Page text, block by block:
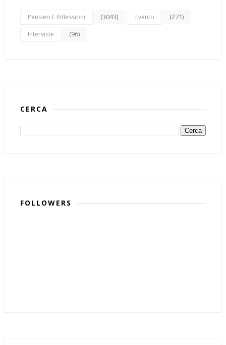
Pensieri E Riflessioni (3043) Evento (271)
Interviste (96)
CERCA
FOLLOWERS